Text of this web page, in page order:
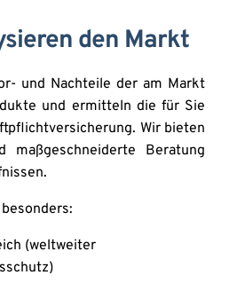
den Markt
und Nachteile der am Markt
und ermitteln die für Sie
Wir bieten
maßgeschneiderte Beratung
(weltweiter